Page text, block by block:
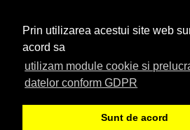
Prin utilizarea acestui site web
acord sa
utilizam module cookie si
datelor conform GDPR
Sunt de acord